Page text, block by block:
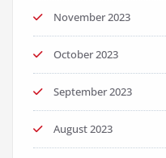
November 2023
October 2023
September 2023
August 2023